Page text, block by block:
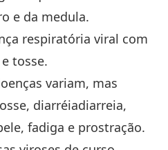
e da medula.
respiratória viral com
tosse.
variam, mas
diarréiadiarreia,
fadiga e prostração.